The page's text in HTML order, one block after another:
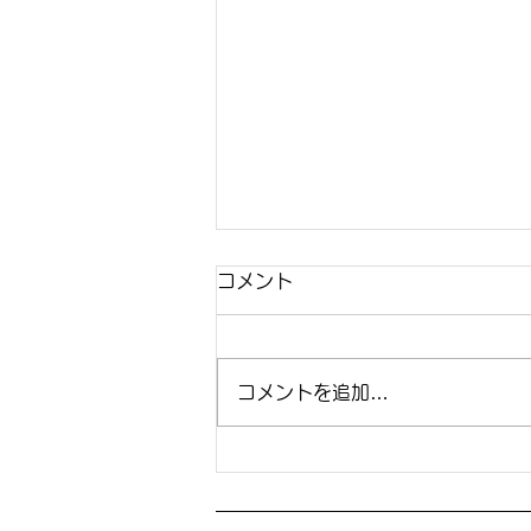
七五三草履とバック 3歳
用 赤
コメント
コメントを追加…